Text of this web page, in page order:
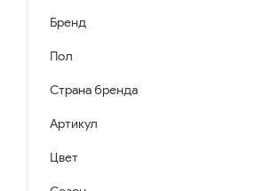
Бренд
Пол
Страна бренда
Артикул
Цвет